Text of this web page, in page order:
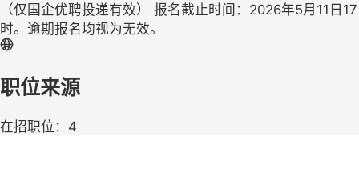
（仅国企优聘投递有效） 报名截止时间：2026年5月11日17
时。逾期报名均视为无效。
职位来源
在招职位：4